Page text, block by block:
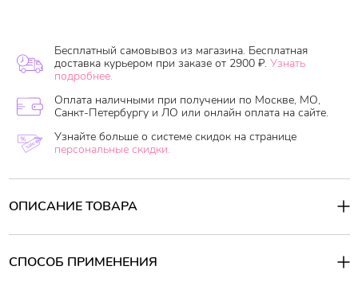
Бесплатный самовывоз из магазина. Бесплатная
доставка курьером при заказе от 2900 ₽. Узнать
подробнее.
Оплата наличными при получении по Москве, МО,
Санкт-Петербургу и ЛО или онлайн оплата на сайте.
Узнайте больше о системе скидок на странице
персональные скидки.
ОПИСАНИЕ ТОВАРА
Шампунь для волос содержит ценное аргановое масло,
витаминами. Шампунь эффективно очищает волосы и кожу
головы от повседневных загрязнений, удаляет избыток себума,
СПОСОБ ПРИМЕНЕНИЯ